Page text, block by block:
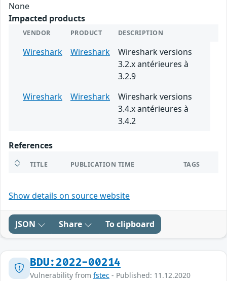
None
Impacted products
VENDOR PRODUCT DESCRIPTION
Wireshark Wireshark
Wireshark versions
3.2.x antérieures à
3.2.9
Wireshark
Wireshark
Wireshark versions
3.4.x antérieures à
3.4.2
References
TITLE PUBLICATION TIME TAGS
Show details on source website
JSON Share To clipboard
BDU:2022-00214
Vulnerability from fstec - Published: 11.12.2020